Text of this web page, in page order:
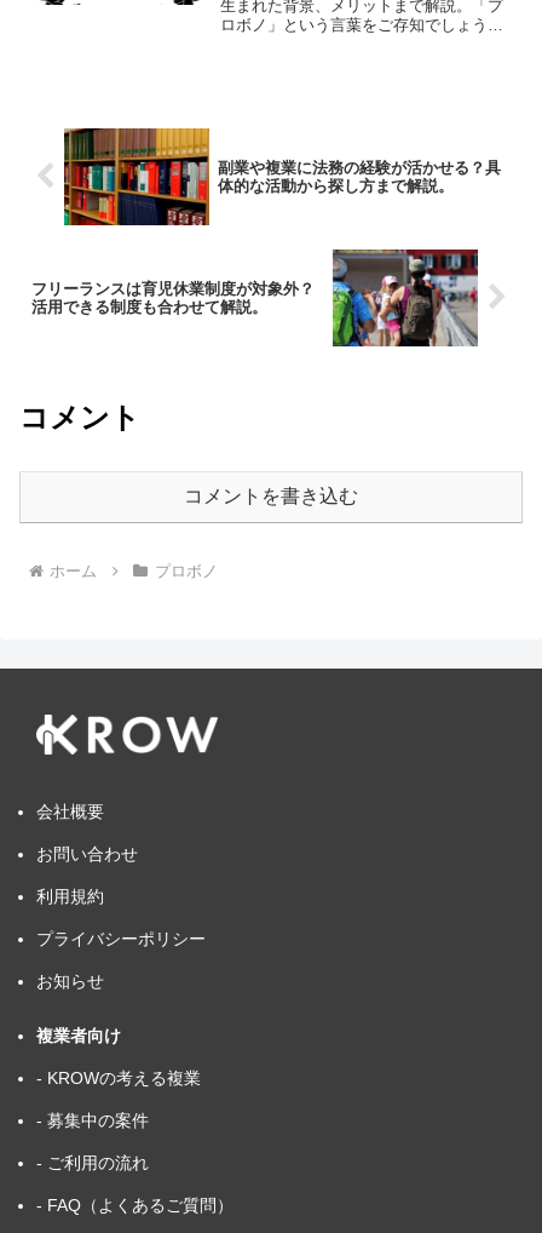
生まれた背景、メリットまで解説。「プ
ロボノ」という言葉をご存知でしょう
副業や複業に法務の経験が活かせる？具
体的な活動から探し方まで解説。
フリーランスは育児休業制度が対象外？
活用できる制度も合わせて解説。
コメント
コメントを書き込む
ホーム プロボノ
会社概要
お問い合わせ
利用規約
プライバシーポリシー
お知らせ
複業者向け
- KROWの考える複業
- 募集中の案件
- ご利用の流れ
- FAQ（よくあるご質問）